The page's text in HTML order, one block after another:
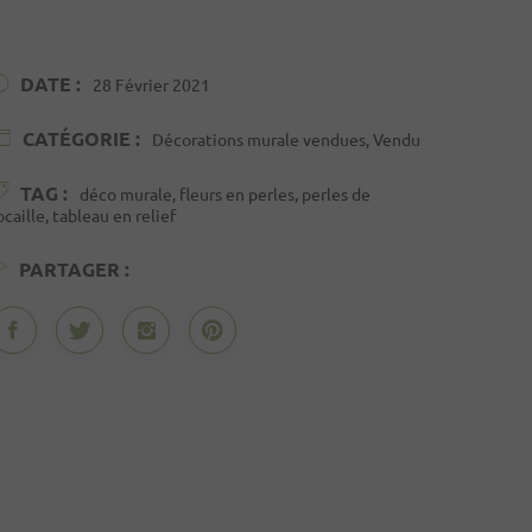
DATE : 28 Février 2021
CATÉGORIE : Décorations murale vendues, Vendu
TAG :
déco murale, fleurs en perles, perles de
tableau en relief
PARTAGER :